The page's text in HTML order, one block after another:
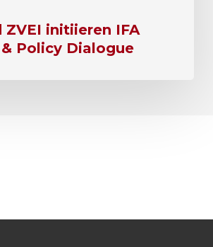
ZVEI initiieren IFA
Policy Dialogue